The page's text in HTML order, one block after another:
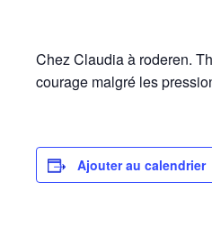
Chez Claudia à roderen.
courage malgré les
Ajouter au calendrier